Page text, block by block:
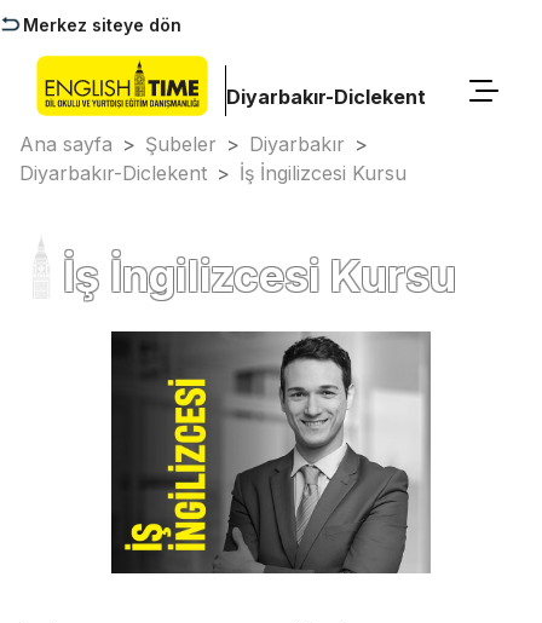
Merkez siteye dön
Diyarbakır-Diclekent
Ana sayfa > Şubeler > Diyarbakır >
Diyarbakır-Diclekent > İş İngilizcesi Kursu
İş İngilizcesi Kursu